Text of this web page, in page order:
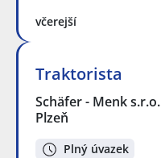
včerejší
Traktorista
Schäfer - Menk s.r.o.
Plzeň
Plný úvazek